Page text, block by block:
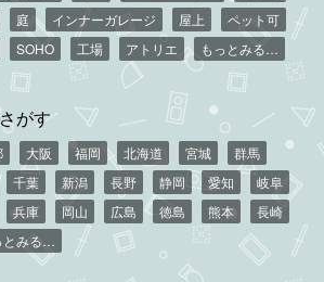
庭 インナーガレージ 屋上
ペット可
SOHO 工場 アトリエ もっとみる…
がす
大阪 福岡 北海道 宮城
群馬
千葉 新潟 長野 静岡 愛知
岐阜
兵庫 岡山 広島 徳島 熊本
長崎
とみる…